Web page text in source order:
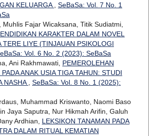
KELUARGA
SeBaSa: Vol. 7 No. 1
Muhlis Fajar Wicaksana, Titik Sudiatmi,
KARAKTER DALAM NOVEL
TERE LIYE (TINJAUAN PSIKOLOGI
Vol. 6 No. 2 (2023): SeBaSa
Ani Rakhmawati, PEMEROLEHAN
ANAK USIA TIGA TAHUN: STUDI
NASHA
SeBaSa: Vol. 8 No. 1 (2025):
Muhammad Kriswanto, Naomi Baso
Jaya Saputra, Nur Hikmah Arifin, Galuh
Ardhian, LEKSIKON TANAMAN PADA
DALAM RITUAL KEMATIAN